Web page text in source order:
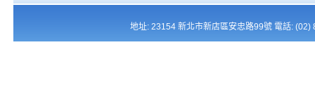
地址: 23154 新北市新店區安忠路99號 電話: